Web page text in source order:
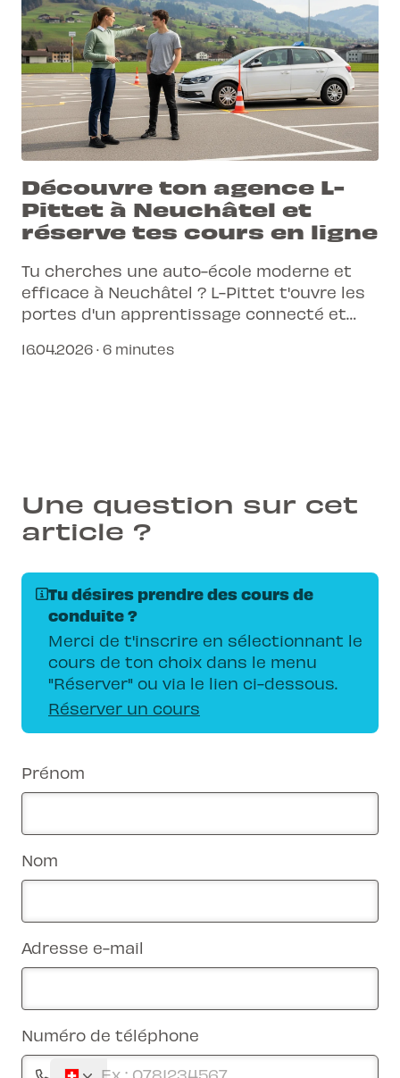
Découvre ton agence L-
Pittet à Neuchâtel et
réserve tes cours en ligne
Tu cherches une auto-école moderne et
efficace à Neuchâtel ? L-Pittet t'ouvre les
portes d'un apprentissage connecté et
clé de ta réussite.
16.04.2026 · 6 minutes
Une question sur cet
article ?
Tu désires prendre des cours de
conduite ?
Merci de t'inscrire en sélectionnant le
cours de ton choix dans le menu
"Réserver" ou via le lien ci-dessous.
Réserver un cours
Prénom
Nom
Adresse e-mail
Numéro de téléphone